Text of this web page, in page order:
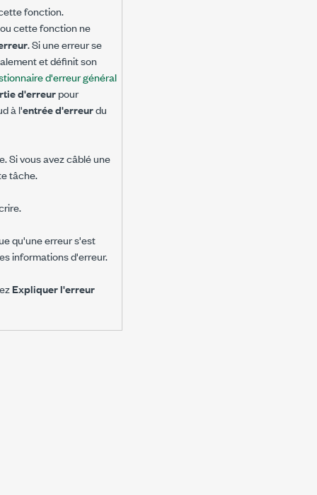
fonction.
cette fonction ne
. Si une erreur se
et définit son
d'erreur général
d'erreurpour
à l'entrée d'erreurdu
Si vous avez câblé une
tâche.
qu'une erreur s'est
informations d'erreur.
Expliquer l'erreur